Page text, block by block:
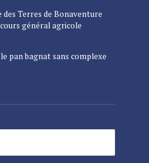
des Terres de Bonaventure
général agricole
pan bagnat sans complexe